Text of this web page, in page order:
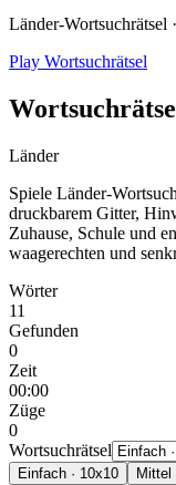
Länder-Wortsuchrätsel
Play Wortsuchrätsel
Länder
Spiele Länder-
druckbarem Gitter,
Zuhause, Schule und
waagerechten und
Wörter
11
Gefunden
0
Zeit
00:00
Züge
0
Wortsuchrätsel
Einfach · 10x10 Mittel